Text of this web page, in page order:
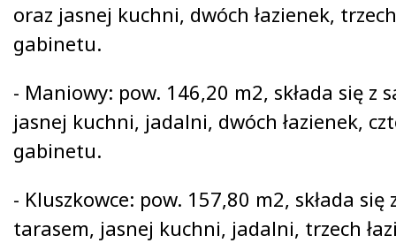
oraz jasnej kuchni, dwóch łazienek,
gabinetu.
- Maniowy: pow. 146,20 m2, składa się z
jasnej kuchni, jadalni, dwóch łazienek,
gabinetu.
- Kluszkowce: pow. 157,80 m2, składa się
tarasem, jasnej kuchni, jadalni, trzech